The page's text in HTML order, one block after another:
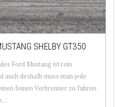
SHELBY GT350
Ford Mustang ist rein
auch deshalb muss man jede
feinen Verbrenner zu fahren.
...